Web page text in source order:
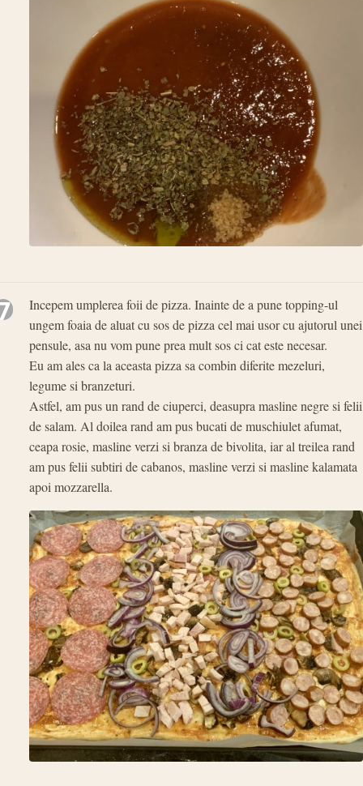
Incepem umplerea foii de pizza. Inainte de a pune topping-ul
ungem foaia de aluat cu sos de pizza cel mai usor cu ajutorul unei
pensule, asa nu vom pune prea mult sos ci cat este necesar.
Eu am ales ca la aceasta pizza sa combin diferite mezeluri,
legume si branzeturi.
Astfel, am pus un rand de ciuperci, deasupra masline negre si felii
de salam. Al doilea rand am pus bucati de muschiulet afumat,
ceapa rosie, masline verzi si branza de bivolita, iar al treilea rand
am pus felii subtiri de cabanos, masline verzi si masline kalamata
apoi mozzarella.